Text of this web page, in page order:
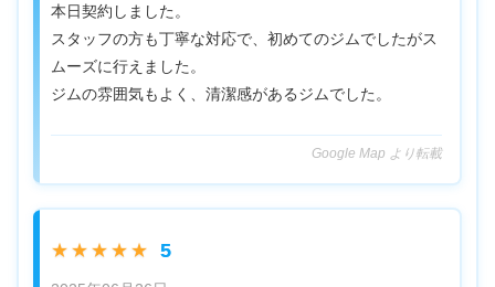
本日契約しました。
スタッフの方も丁寧な対応で、初めてのジムでしたがス
ムーズに行えました。
ジムの雰囲気もよく、清潔感があるジムでした。
Google Map より転載
★★★★★ 5